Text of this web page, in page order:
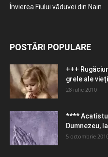
Învierea Fiului văduvei din Nain
POSTĂRI POPULARE
+++
grele ale
28 iulie 2010
****
Dumnezeu,
5 octombrie